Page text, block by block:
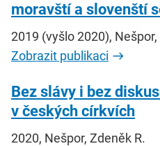
moravští a slovenští
2019 (vyšlo 2020), Nešpor,
Zobrazit publikaci
Bez slávy i bez
v českých církvích
2020, Nešpor, Zdeněk R.